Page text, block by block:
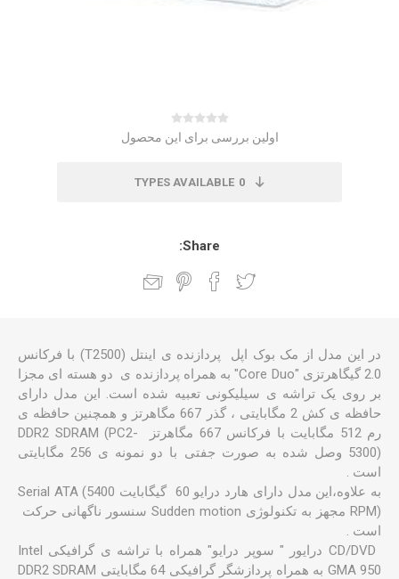
اولین بررسی برای این محصول
0
TYPES AVAILABLE
Share:
در این مدل از مک بوک اپل پردازنده ی اینتل (T2500) با فرکانس
2.0 گیگاهرتزی "Core Duo" به همراه پردازنده ی دو هسته ای مجزا
بر روی یک تراشه ی سیلیکونی تعبیه شده است. این مدل دارای
حافظه ی کش 2 مگابایتی ، گذر 667 مگاهرتز و همچنین حافظه ی
رم 512 مگابایت با فرکانس 667 مگاهرتز DDR2 SDRAM (PC2-
5300) وصل شده به صورت جفتی با دو نمونه ی 256 مگابایتی
است .
به علاوه،این مدل دارای هارد درایو 60 گیگابایت Serial ATA (5400
RPM) مجهز به تکنولوژی Sudden motion سنسور ناگهانی حرکت
است .
‏ CD/DVD درایور " سوپر درایو" همراه با تراشه ی گرافیکی Intel
GMA 950 به همراه پردازشگر گرافیکی 64 مگابایتی DDR2 SDRAM